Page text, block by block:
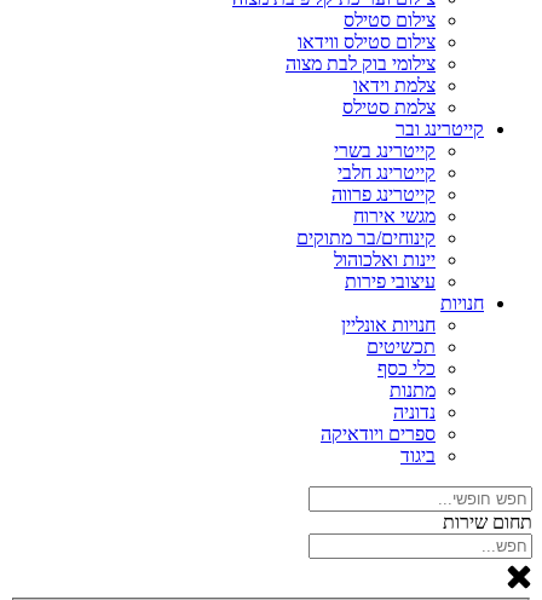
צילום סטילס
צילום סטילס ווידאו
צילומי בוק לבת מצוה
צלמת וידאו
צלמת סטילס
קייטרינג ובר
קייטרינג בשרי
קייטרינג חלבי
קייטרינג פרווה
מגשי אירוח
קינוחים/בר מתוקים
יינות ואלכוהול
עיצובי פירות
חנויות
חנויות אונליין
תכשיטים
כלי כסף
מתנות
נדוניה
ספרים ויודאיקה
ביגוד
תחום שירות